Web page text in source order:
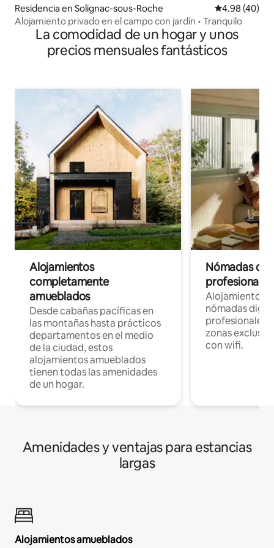
Residencia en Solignac-sous-Roche Calificación
4.98 (40)
Alojamiento privado en el campo con jardín • Tranquilo
La comodidad de un hogar y unos
precios mensuales fantásticos
Alojamientos
completamente
amueblados
Desde cabañas pacíficas en
las montañas hasta prácticos
departamentos en el medio
de la ciudad, estos
alojamientos amueblados
tienen todas las amenidades
de un hogar.
Nómadas
Alojamientos
nómadas
profesionales
zonas
con wifi.
Amenidades y ventajas para estancias
largas
Alojamientos amueblados